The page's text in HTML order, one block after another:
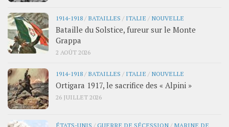
1914-1918 / BATAILLES / ITALIE / NOUVELLE
Bataille du Solstice, fureur sur le Monte
Grappa
2 AOÛT 2026
1914-1918 / BATAILLES / ITALIE / NOUVELLE
Ortigara 1917, le sacrifice des « Alpini »
26 JUILLET 2026
ÉTATS-UNIS /GUERRE DE SÉCESSION / MARINE DE